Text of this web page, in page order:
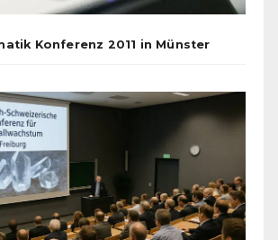
Konferenz 2011 in Münster